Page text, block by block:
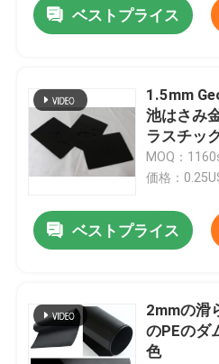
ベストプライス
1.5mm
池はさみ
ラスチッ
MOQ：
価格：
ベストプライス
2mmの滑
のPEのダ
色